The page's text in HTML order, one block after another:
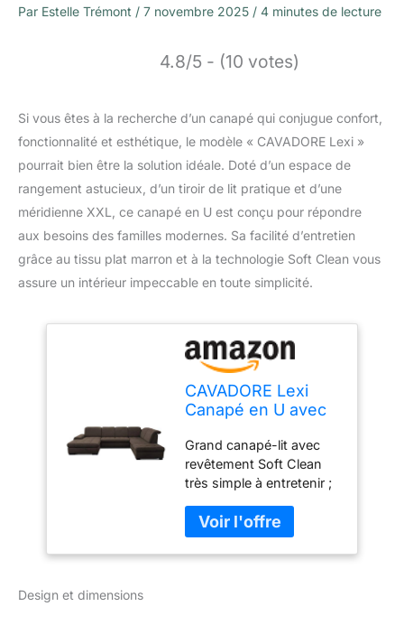
Par Estelle Trémont / 7 novembre 2025 / 4 minutes de lecture
4.8/5 - (10 votes)
Si vous êtes à la recherche d’un canapé qui conjugue confort,
fonctionnalité et esthétique, le modèle « CAVADORE Lexi »
pourrait bien être la solution idéale. Doté d’un espace de
rangement astucieux, d’un tiroir de lit pratique et d’une
méridienne XXL, ce canapé en U est conçu pour répondre
aux besoins des familles modernes. Sa facilité d’entretien
grâce au tissu plat marron et à la technologie Soft Clean vous
assure un intérieur impeccable en toute simplicité.
CAVADORE Lexi
Canapé en U avec
avec Lit, Tiroir De
Lit, Espace De
Rangement Et
Têtière, Élimination
des Taches Aisée
avec Soft Clean,
329 x 82-99 x 224
Grand canapé-lit avec
revêtement Soft Clean
très simple à entretenir ;
tendance avec
méridienne XXL à
gauche et noyau à
Design et dimensions